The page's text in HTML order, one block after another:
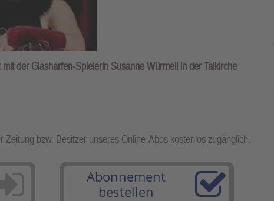
der Glasharfen-Spielerin Susanne Würmell in der Talkirche
Zeitung bzw. Besitzer unseres Online-Abos kostenlos zugänglich.
Anmelden
Abonnement
bestellen